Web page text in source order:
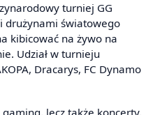
turniej GG
drużynami światowego
kibicować na żywo na
Udział w turnieju
Dracarys, FC Dynamo
lecz także koncerty,